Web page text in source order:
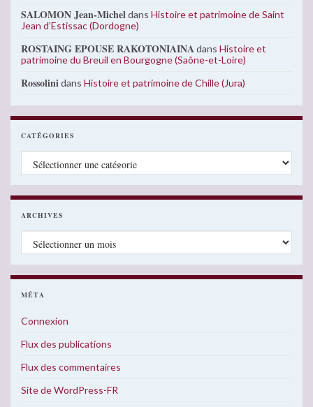
SALOMON Jean-Micheldans Histoire et patrimoine de Saint
Jean d’Estissac (Dordogne)
ROSTAING EPOUSE RAKOTONIAINAdans Histoire et
patrimoine du Breuil en Bourgogne (Saône-et-Loire)
Rossolinidans Histoire et patrimoine de Chille (Jura)
CATÉGORIES
Catégories
ARCHIVES
Archives
MÉTA
Connexion
Flux des publications
Flux des commentaires
Site de WordPress-FR